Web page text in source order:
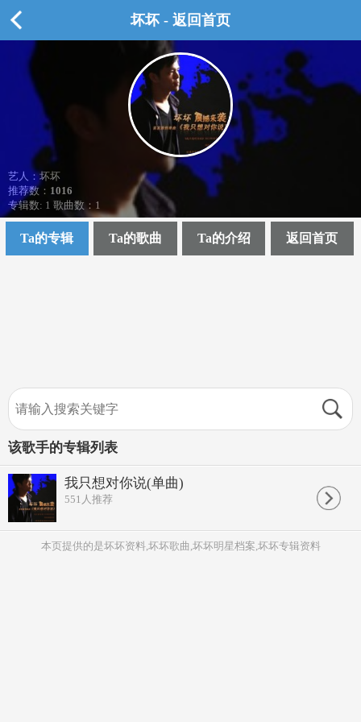
坏坏 - 返回首页
艺人：坏坏
推荐数： 1016
专辑数: 1 歌曲数：1
Ta的专辑 Ta的歌曲 Ta的介绍 返回首页
该歌手的专辑列表
我只想对你说(单曲)
551 人推荐
本页提供的是坏坏资料,坏坏歌曲,坏坏明星档案,坏坏专辑资料